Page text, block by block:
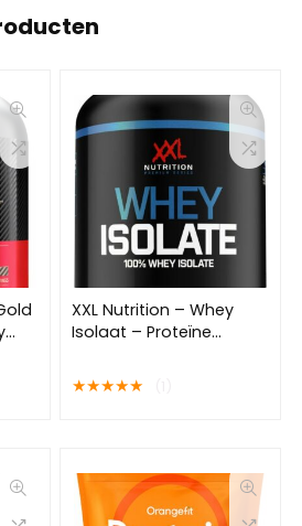
71
XXL Nutrition – Whey
Isolaat – Proteïne
Whey Protein Isolate
Eiwitpoeder – Vanille –
★★★★★